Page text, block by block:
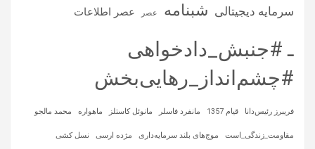
سرمایه‌ دیجیتالی شبنامه عصر عصر اطلاعات
ـ #جنبش_دادخواهی
#چشم‌انداز_رهایی‌بخش
فریبرز رئیس‌دانا قیام 1357 مانفرد فاسلر مانوئل کاستلز ماهواره‌ محمد مالجو
مقاومت_زندگی_است موج‌های بلند سرمایه‌داری مژده ارسی نسل کشی